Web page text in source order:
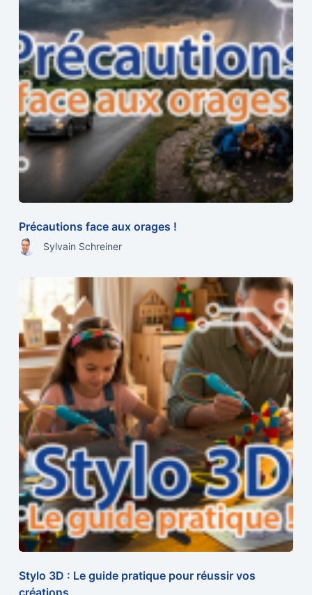
Précautions face aux orages !
Sylvain Schreiner
Stylo 3D : Le guide pratique pour réussir vos